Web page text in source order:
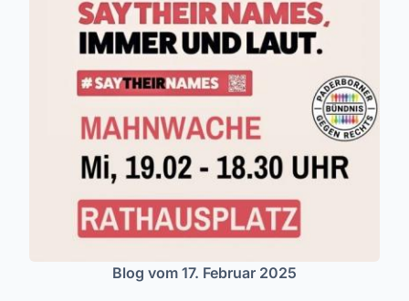
Blog vom 17. Februar 2025